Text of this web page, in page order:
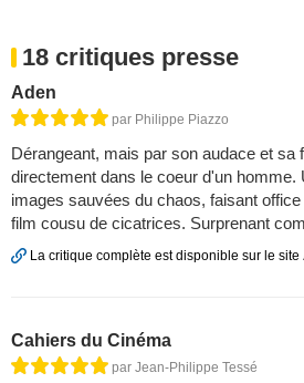
18 critiques presse
Aden
par Philippe Piazzo
Dérangeant, mais par son audace et sa
directement dans le coeur d'un homme.
images sauvées du chaos, faisant
film cousu de cicatrices. Surprenant
La critique complète est disponible sur le site
Cahiers du Cinéma
par Jean-Philippe Tessé